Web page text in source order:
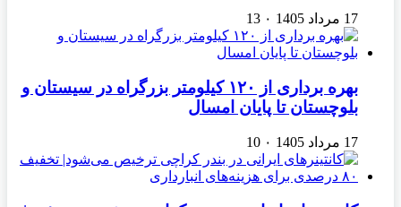
17 مرداد 1405 ۰ 13
بهره برداری از ۱۲۰ کیلومتر بزرگراه در سیستان و
بلوچستان تا پایان امسال
17 مرداد 1405 ۰ 10